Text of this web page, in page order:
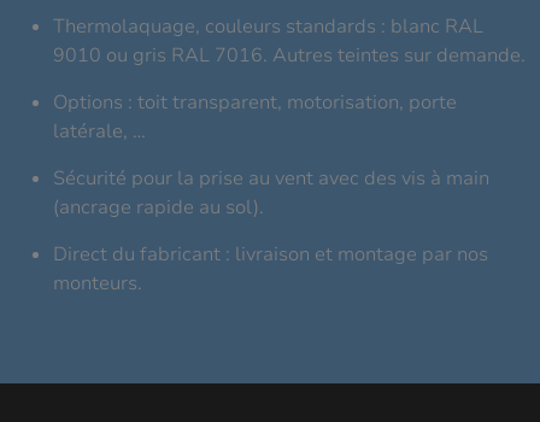
Thermolaquage, couleurs standards : blanc RAL
9010 ou gris RAL 7016. Autres teintes sur demande.
Options : toit transparent, motorisation, porte
latérale, …
Sécurité pour la prise au vent avec des vis à main
(ancrage rapide au sol).
Direct du fabricant : livraison et montage par nos
monteurs.